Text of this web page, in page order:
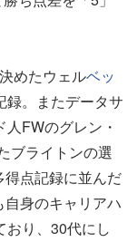
めたウェルベッ
録。またデータサ
人FWのグレン・
ブライトンの選
点記録に並んだ
自身のキャリアハ
おり、30代にし